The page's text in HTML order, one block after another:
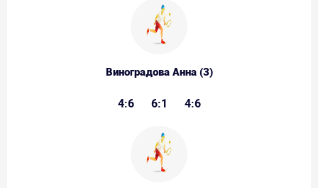
Виноградова Анна (3)
4:6 6:1 4:6